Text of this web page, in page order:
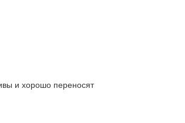
и хорошо переносят